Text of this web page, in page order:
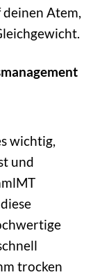
Atem,
wichtig,
und
trocken